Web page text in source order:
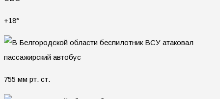
+18°
755 мм рт. ст.